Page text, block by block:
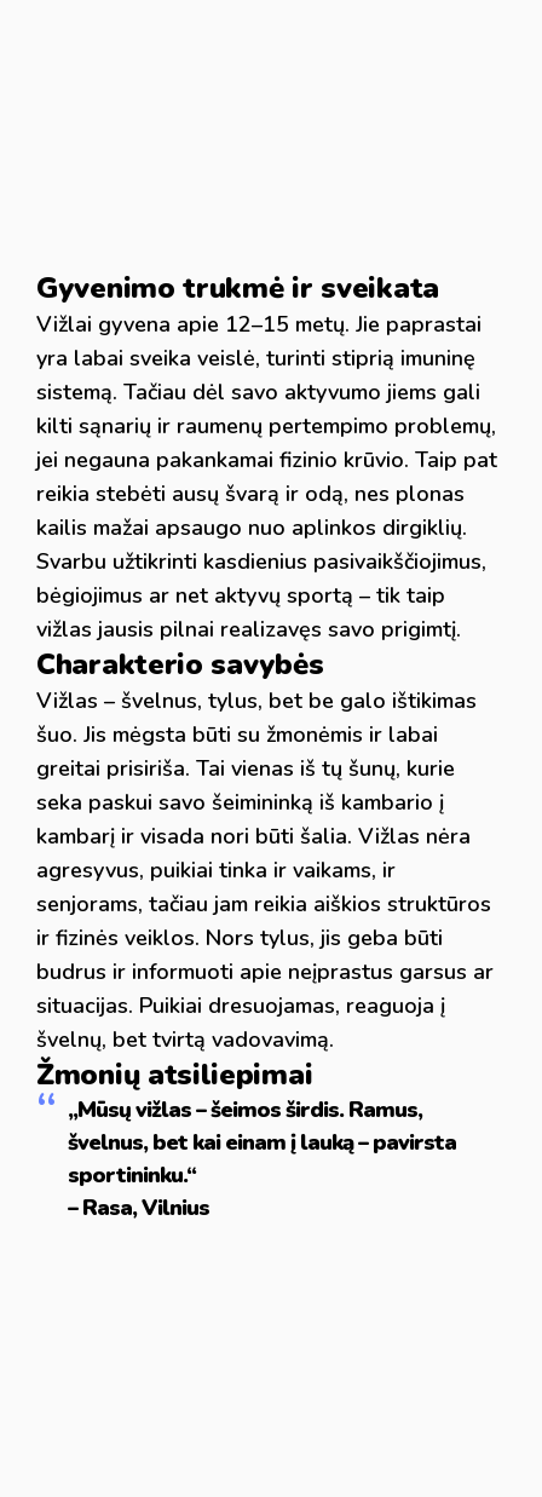
Gyvenimo trukmė ir sveikata
Vižlai gyvena apie 12–15 metų. Jie paprastai
yra labai sveika veislė, turinti stiprią imuninę
sistemą. Tačiau dėl savo aktyvumo jiems gali
kilti sąnarių ir raumenų pertempimo problemų,
jei negauna pakankamai fizinio krūvio. Taip pat
reikia stebėti ausų švarą ir odą, nes plonas
kailis mažai apsaugo nuo aplinkos dirgiklių.
Svarbu užtikrinti kasdienius pasivaikščiojimus,
bėgiojimus ar net aktyvų sportą – tik taip
vižlas jausis pilnai realizavęs savo prigimtį.
Charakterio savybės
Vižlas – švelnus, tylus, bet be galo ištikimas
šuo. Jis mėgsta būti su žmonėmis ir labai
greitai prisiriša. Tai vienas iš tų šunų, kurie
seka paskui savo šeimininką iš kambario į
kambarį ir visada nori būti šalia. Vižlas nėra
agresyvus, puikiai tinka ir vaikams, ir
senjorams, tačiau jam reikia aiškios struktūros
ir fizinės veiklos. Nors tylus, jis geba būti
budrus ir informuoti apie neįprastus garsus ar
situacijas. Puikiai dresuojamas, reaguoja į
švelnų, bet tvirtą vadovavimą.
Žmonių atsiliepimai
„Mūsų vižlas – šeimos širdis. Ramus,
švelnus, bet kai einam į lauką – pavirsta
sportininku.“
– Rasa, Vilnius